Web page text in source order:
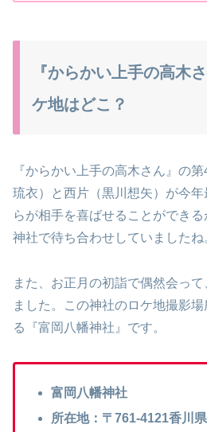
『からかい上手の高木
ケ地はどこ？
『からかい上手の高木さん』の
琉衣）と西片（黒川想矢）が今
らが相手を喜ばせることができる
神社で待ち合わせしていましたね
また、お正月の初詣で偶然会っ
ました。この神社のロケ地撮影
る『富岡八幡神社』です。
富岡八幡神社
所在地：〒761-4121香川